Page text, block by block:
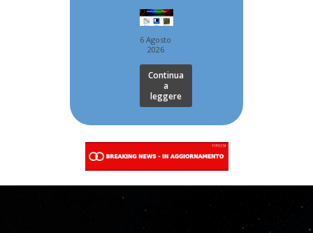
6 Agosto
2026
Continua
a
leggere